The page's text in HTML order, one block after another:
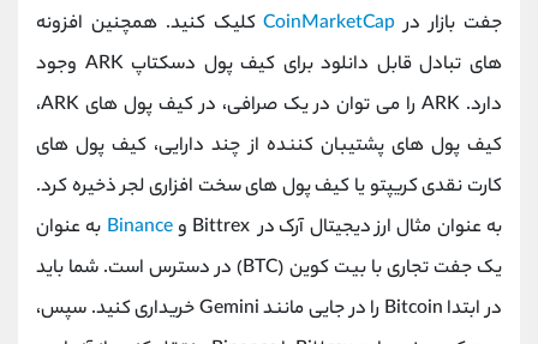
جفت بازار در CoinMarketCapکلیک کنید. همچنین افزونه
های تبادل قابل دانلود برای کیف پول دسکتاپ ARK وجود
دارد. ARK را می توان در یک صرافی، در کیف پول های ARK،
کیف پول های پشتیبان کننده از چند دارایی، کیف پول های
کارت نقدی کریپتو یا کیف پول های سخت افزاری لجر ذخیره کرد.
به عنوان مثال ارز دیجیتال آرک در Bittrex و
Binance به عنوان
یک جفت تجاری با بیت کوین (BTC) در دسترس است. شما باید
در ابتدا Bitcoin را در جایی مانند Gemini خریداری کنید. سپس،